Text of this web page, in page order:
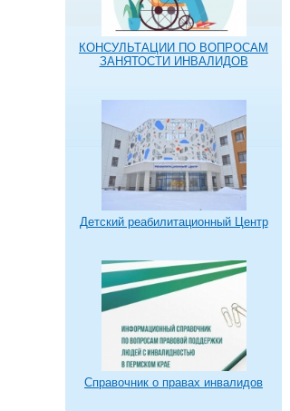
КОНСУЛЬТАЦИИ ПО ВОПРОСАМ
ЗАНЯТОСТИ ИНВАЛИДОВ
Детский реабилитационный Центр
Справочник о правах инвалидов